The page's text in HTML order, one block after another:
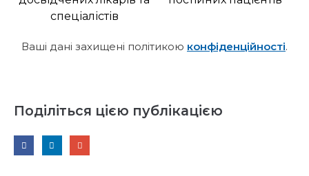
спеціалістів
Ваші дані захищені політикою конфіденційності.
Поділіться цією публікацією